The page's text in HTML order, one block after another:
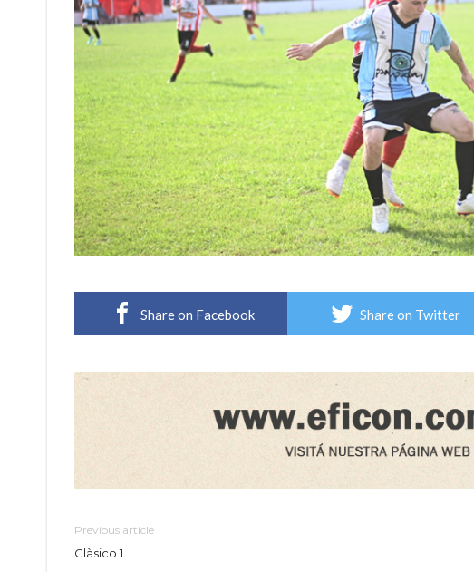
Share on Facebook Share on Twitter
Previous article
Clàsico 1